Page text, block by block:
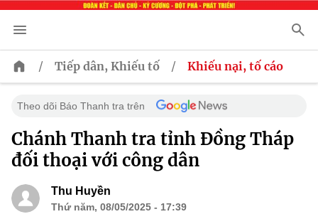
/ Tiếp dân, Khiếu tố / Khiếu nại, tố cáo
Theo dõi Báo Thanh tra trên
Chánh Thanh tra tỉnh Đồng Tháp
đối thoại với công dân
Thu Huyền
Thứ năm, 08/05/2025 - 17:39